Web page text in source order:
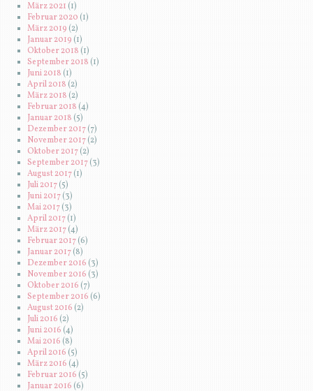
März 2021(1)
Februar 2020 (1)
März 2019 (2)
Januar 2019 (1)
Oktober 2018(1)
September 2018 (1)
Juni 2018 (1)
April 2018(2)
März 2018 (2)
Februar 2018(4)
Januar 2018 (5)
Dezember 2017(7)
November 2017(2)
Oktober 2017(2)
September 2017(3)
August 2017(1)
Juli 2017(5)
Juni 2017(3)
Mai 2017(3)
April 2017(1)
März 2017(4)
Februar 2017(6)
Januar 2017(8)
Dezember 2016 (3)
November 2016 (3)
Oktober 2016(7)
September 2016 (6)
August 2016(2)
Juli 2016(2)
Juni 2016 (4)
Mai 2016 (8)
April 2016(5)
März 2016 (4)
Februar 2016(5)
Januar 2016 (6)